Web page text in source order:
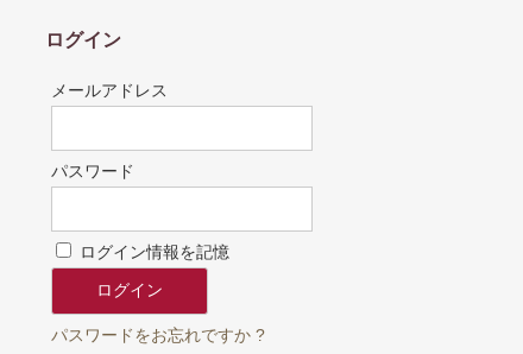
ログイン
メールアドレス
パスワード
ログイン情報を記憶
パスワードをお忘れですか ?